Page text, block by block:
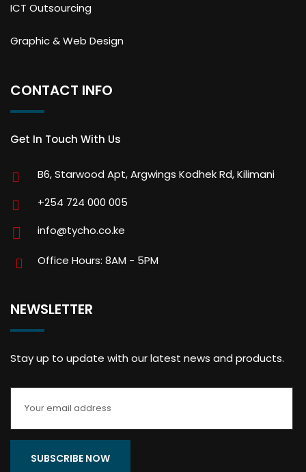
ICT Outsourcing
Graphic & Web Design
CONTACT INFO
Get In Touch With Us
B6, Starwood Apt, Argwings Kodhek Rd, Kilimani
+254 724 000 005
info@tycho.co.ke
Office Hours: 8AM - 5PM
NEWSLETTER
Stay up to update with our latest news and products.